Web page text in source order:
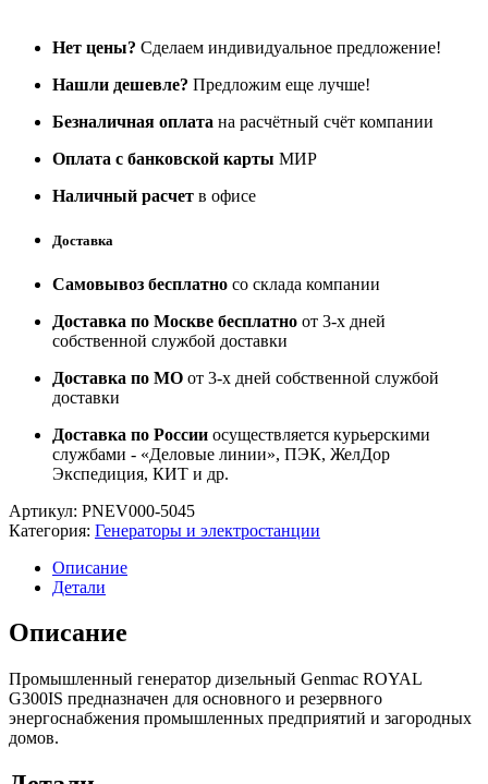
Нет цены? Сделаем индивидуальное предложение!
Нашли дешевле? Предложим еще лучше!
Безналичная оплата на расчётный счёт компании
Оплата с банковской карты МИР
Наличный расчет в офисе
Доставка
Самовывоз бесплатно со склада компании
Доставка по Москве бесплатно от 3-х дней
собственной службой доставки
Доставка по МО от 3-х дней собственной службой
доставки
Доставка по России осуществляется курьерскими
службами - «Деловые линии», ПЭК, ЖелДор
Экспедиция, КИТ и др.
Артикул: PNEV000-5045
Категория: Генераторы и электростанции
Описание
Детали
Описание
Промышленный генератор дизельный Genmac ROYAL
G300IS предназначен для основного и резервного
энергоснабжения промышленных предприятий и загородных
домов.